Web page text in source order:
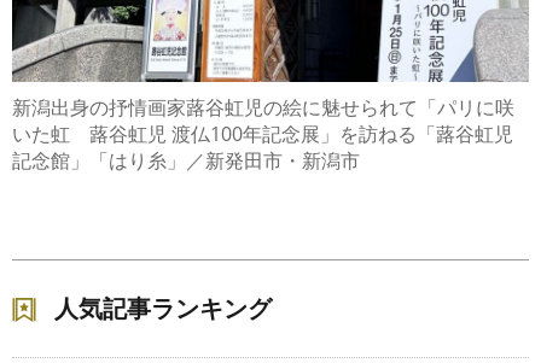
新潟出身の抒情画家蕗谷虹児の絵に魅せられて「パリに咲
いた虹 蕗谷虹児 渡仏100年記念展」を訪ねる「蕗谷虹児
記念館」「はり糸」／新発田市・新潟市
人気記事ランキング